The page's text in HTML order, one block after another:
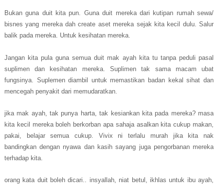
Bukan guna duit kita pun. Guna duit mereka dari kutipan rumah sewa/
bisnes yang mereka dah create aset mereka sejak kita kecil dulu. Salur
balik pada mereka. Untuk kesihatan mereka.
Jangan kita pula guna semua duit mak ayah kita tu tanpa peduli pasal
suplimen dan kesihatan mereka. Suplimen tak sama macam ubat
fungsinya. Suplemen diambil untuk memastikan badan kekal sihat dan
mencegah penyakit dari memudaratkan.
jika mak ayah, tak punya harta, tak kesiankan kita pada mereka? masa
kita kecil mereka boleh berkorban apa sahaja asalkan kita cukup makan,
pakai, belajar semua cukup. Vivix ni terlalu murah jika kita nak
bandingkan dengan nyawa dan kasih sayang juga pengorbanan mereka
terhadap kita.
orang kata duit boleh dicari.. insyallah, niat betul, ikhlas untuk ibu ayah,